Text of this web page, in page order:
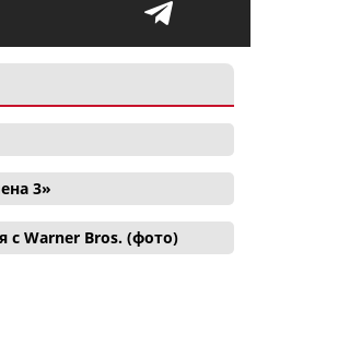
3»
с Warner Bros. (фото)